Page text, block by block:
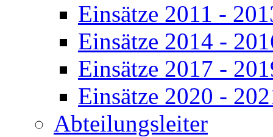
Einsätze 2011 -
Einsätze 2014 -
Einsätze 2017 -
Einsätze 2020 -
Abteilungsleiter